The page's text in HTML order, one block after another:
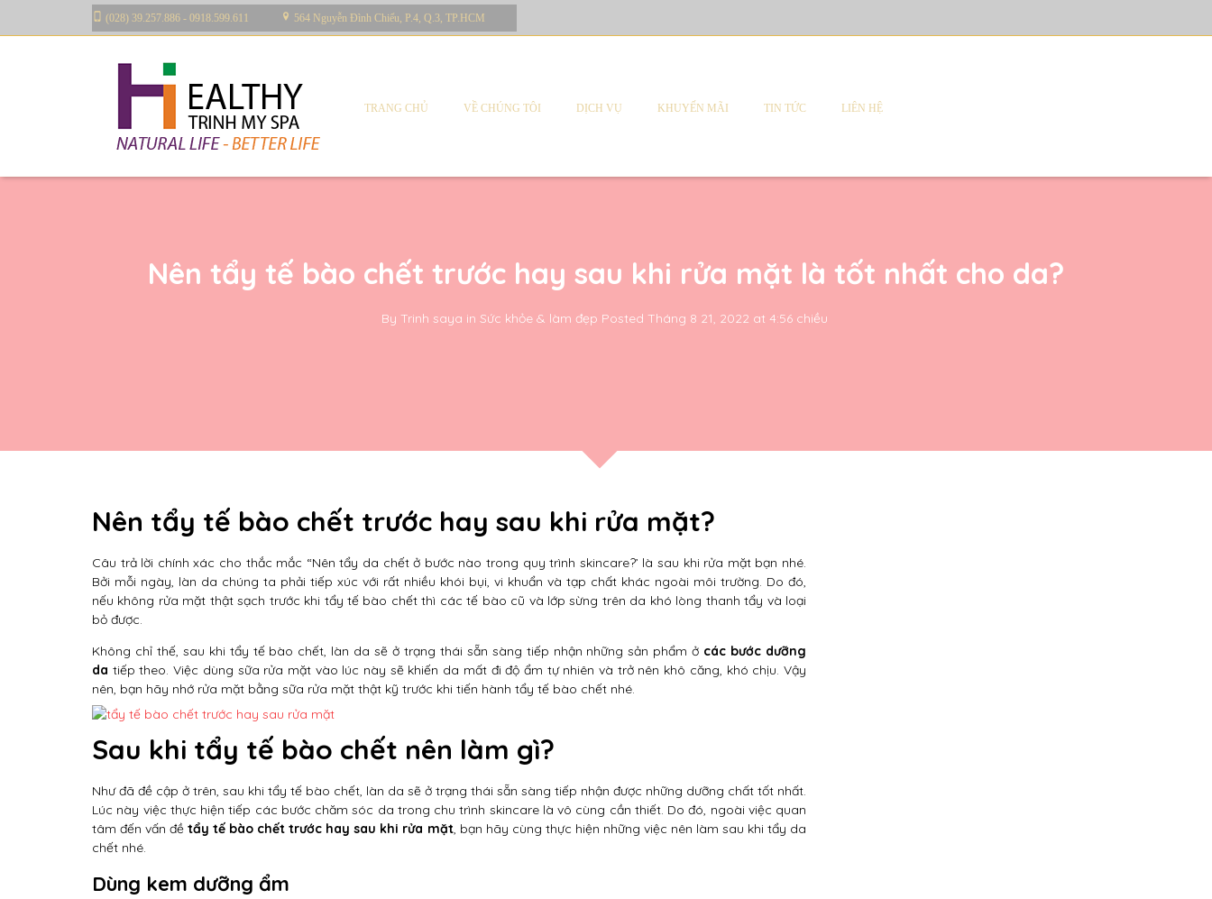
(028) 39.257.886 - 0918.599.611 564 Nguyễn Đình Chiểu, P.4, Q.3, TP.HCM
TRANG CHỦ VỀ CHÚNG TÔI DỊCH VỤ KHUYẾN MÃI TIN TỨC LIÊN HỆ
Nên tẩy tế bào chết trước hay sau khi rửa mặt là tốt nhất cho da?
By Trinh saya in Sức khỏe & làm đẹp Posted Tháng 8 21, 2022 at 4:56 chiều
Nên tẩy tế bào chết trước hay sau khi rửa mặt?
Câu trả lời chính xác cho thắc mắc “Nên tẩy da chết ở bước nào trong quy trình skincare?’ là sau khi rửa mặt bạn nhé.
Bởi mỗi ngày, làn da chúng ta phải tiếp xúc với rất nhiều khói bụi, vi khuẩn và tạp chất khác ngoài môi trường. Do đó,
nếu không rửa mặt thật sạch trước khi tẩy tế bào chết thì các tế bào cũ và lớp sừng trên da khó lòng thanh tẩy và loại
bỏ được.
Không chỉ thế, sau khi tẩy tế bào chết, làn da sẽ ở trạng thái sẵn sàng tiếp nhận những sản phẩm ở các bước dưỡng
da tiếp theo. Việc dùng sữa rửa mặt vào lúc này sẽ khiến da mất đi độ ẩm tự nhiên và trở nên khô căng, khó chịu. Vậy
nên, bạn hãy nhớ rửa mặt bằng sữa rửa mặt thật kỹ trước khi tiến hành tẩy tế bào chết nhé.
Sau khi tẩy tế bào chết nên làm gì?
Như đã đề cập ở trên, sau khi tẩy tế bào chết, làn da sẽ ở trạng thái sẵn sàng tiếp nhận được những dưỡng chất tốt nhất.
Lúc này việc thực hiện tiếp các bước chăm sóc da trong chu trình skincare là vô cùng cần thiết. Do đó, ngoài việc quan
tâm đến vấn đềtẩy tế bào chết trước hay sau khi rửa mặt, bạn hãy cùng thực hiện những việc nên làm sau khi tẩy da
chết nhé.
Dùng kem dưỡng ẩm